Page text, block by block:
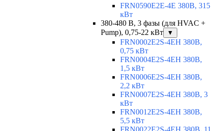
FRN0590E2E-4E 380В, 315
кВт
380-480 В, 3 фазы (для HVAC +
Pump), 0,75-22 кВт
▼
FRN0002E2S-4EH 380В,
0,75 кВт
FRN0004E2S-4EH 380В,
1,5 кВт
FRN0006E2S-4EH 380В,
2,2 кВт
FRN0007E2S-4EH 380В, 3
кВт
FRN0012E2S-4EH 380В,
5,5 кВт